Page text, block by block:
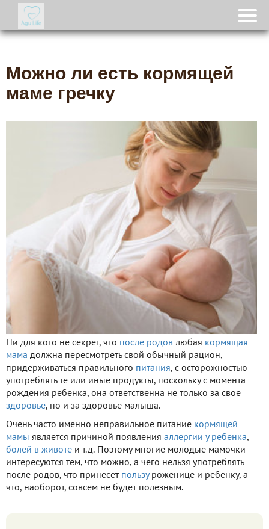
Можно ли есть кормящей
маме гречку
Ни для кого не секрет, что после родов любая кормящая
мама должна пересмотреть свой обычный рацион,
придерживаться правильного питания, с осторожностью
употреблять те или иные продукты, поскольку с момента
рождения ребенка, она ответственна не только за свое
здоровье, но и за здоровье малыша.
Очень часто именно неправильное питание кормящей
мамы является причиной появления аллергии у ребенка,
болей в животе и т.д. Поэтому многие молодые мамочки
интересуются тем, что можно, а чего нельзя употреблять
после родов, что принесет пользуроженице и ребенку, а
что, наоборот, совсем не будет полезным.